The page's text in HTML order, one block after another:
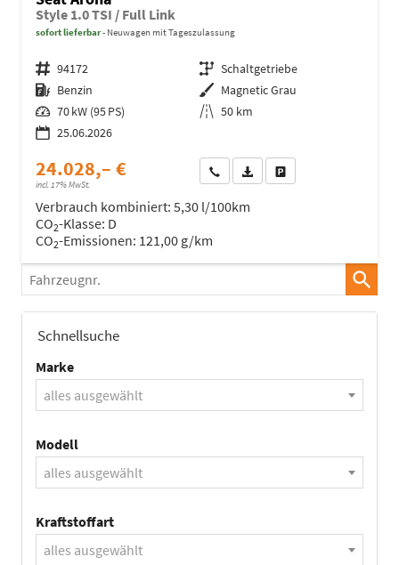
Style 1.0 TSI / Full Link
sofort lieferbar Neuwagen mit Tageszulassung
Fahrzeugnr. 94172 Getriebe Schaltgetriebe
Kraftstoff Benzin Außenfarbe Magnetic Grau
Leistung 70 kW (95 PS) Kilometerstand 50 km
25.06.2026
24.028,– €
incl. 17% MwSt.
Wir rufen Sie anFahrzeugexposé (PDF)
Verbrauch kombiniert: 5,30 l/100km
CO2-Klasse: D
CO2-Emissionen: 121,00 g/km
Fahrzeugnr.
Schnellsuche
Marke
alles ausgewählt
Modell
alles ausgewählt
Kraftstoffart
alles ausgewählt